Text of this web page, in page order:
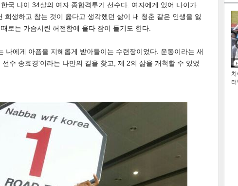
국 나이 34살의 여자 종합격투기 선수다. 여자에게 있어 나이가
희생하고 참는 것이 옳다고 생각했던 삶이 내 청춘 같은 인생을 잃
로는 가슴시린 허전함에 울다 잠이 들기도 한다.
나에게 아픔을 지혜롭게 받아들이는 수련장이었다. 운동이라는 새
수 송효경'이라는 나만의 길을 찾고, 제 2의 삶을 개척할 수 있었